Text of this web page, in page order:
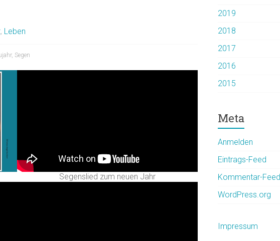
, Leben
, Segen
Segenslied zum neuen Jahr
2019
2018
2017
2016
2015
Meta
Anmelden
Eintrags-Feed
Kommentar-Feed
WordPress.org
Impressum